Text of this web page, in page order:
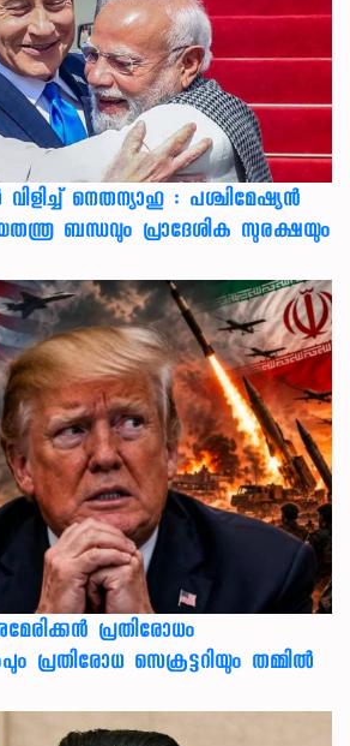
നെതന്യാഹു : പശ്ചിമേഷ്യൻ
ബന്ധവും പ്രാദേശിക സുരക്ഷയും
പ്രതിരോധം
പ്രതിരോധ സെക്രട്ടറിയും തമ്മിൽ